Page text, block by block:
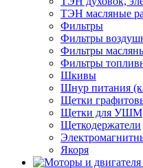
ТЭН масляные
Фильтры
Фильтры
Фильтры
Фильтры
Шкивы
Шнур питания
Щетки
Щетки для УШМ
Щеткодержатели
Якоря